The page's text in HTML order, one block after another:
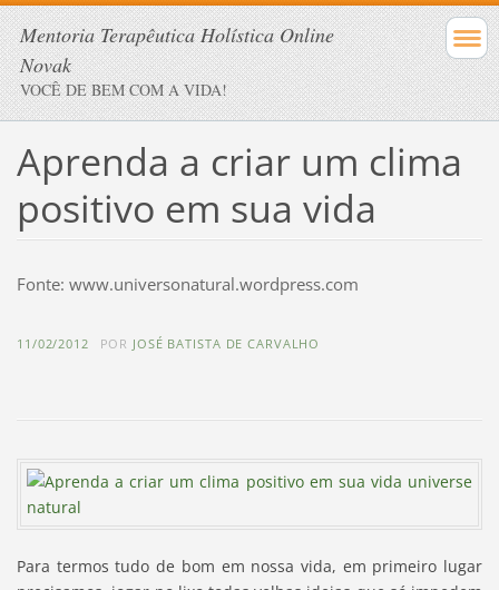
Mentoria Terapêutica Holística Online
Novak
VOCÊ DE BEM COM A VIDA!
Aprenda a criar um clima
positivo em sua vida
Fonte: www.universonatural.wordpress.com
11/02/2012 POR JOSÉ BATISTA DE CARVALHO
Para termos tudo de bom em nossa vida, em primeiro lugar